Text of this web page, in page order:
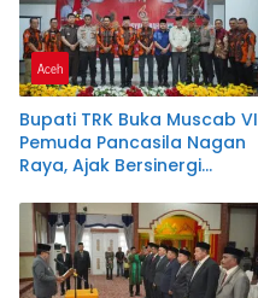
Aceh
Bupati TRK Buka Muscab VI
Pemuda Pancasila Nagan
Raya, Ajak Bersinergi
Pembangunan Daerah